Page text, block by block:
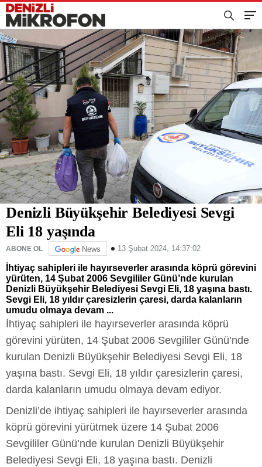
Denizli Büyükşehir Belediyesi Sevgi
Eli 18 yaşında
ABONE OL News 13 Şubat 2024, 14:37:02
İhtiyaç sahipleri ile hayırseverler arasında köprü görevini
yürüten, 14 Şubat 2006 Sevgililer Günü’nde kurulan
Denizli Büyükşehir Belediyesi Sevgi Eli, 18 yaşına bastı.
Sevgi Eli, 18 yıldır çaresizlerin çaresi, darda kalanların
umudu olmaya devam ...
İhtiyaç sahipleri ile hayırseverler arasında köprü
görevini yürüten, 14 Şubat 2006 Sevgililer Günü’nde
kurulan Denizli Büyükşehir Belediyesi Sevgi Eli, 18
yaşına bastı. Sevgi Eli, 18 yıldır çaresizlerin çaresi,
darda kalanların umudu olmaya devam ediyor.
Denizli’de ihtiyaç sahipleri ile hayırseverler arasında
köprü görevini yürütmek üzere 14 Şubat 2006
Sevgililer Günü’nde kurulan Denizli Büyükşehir
Belediyesi Sevgi Eli, 18 yaşına bastı. Denizli